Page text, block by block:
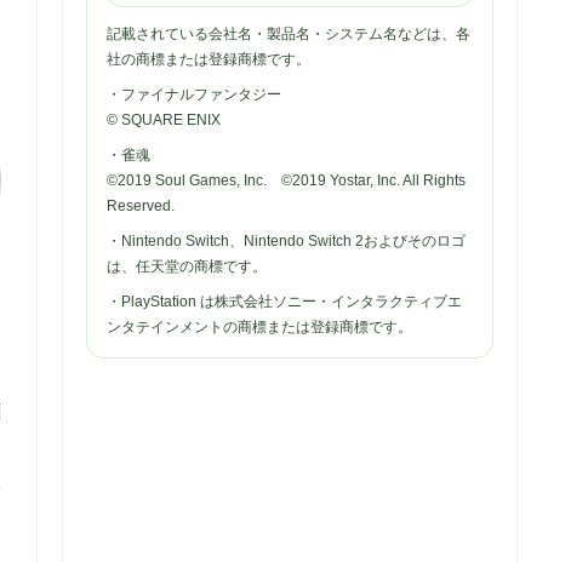
記載されている会社名・製品名・システム名などは、各
社の商標または登録商標です。
・ファイナルファンタジー
© SQUARE ENIX
・雀魂
©2019 Soul Games, Inc. ©2019 Yostar, Inc. All Rights
Reserved.
・Nintendo Switch、Nintendo Switch 2およびそのロゴ
は、任天堂の商標です。
・PlayStation は株式会社ソニー・インタラクティブエ
ンタテインメントの商標または登録商標です。